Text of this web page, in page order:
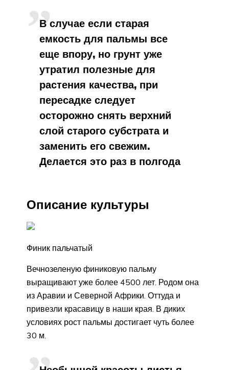
В случае если старая
емкость для пальмы все
еще впору, но грунт уже
утратил полезные для
растения качества, при
пересадке следует
осторожно снять верхний
слой старого субстрата и
заменить его свежим.
Делается это раз в полгода
Описание культуры
Финик пальчатый
Вечнозеленую финиковую пальму
выращивают уже более 4500 лет. Родом она
из Аравии и Северной Африки. Оттуда и
привезли красавицу в наши края. В диких
условиях рост пальмы достигает чуть более
30 м.